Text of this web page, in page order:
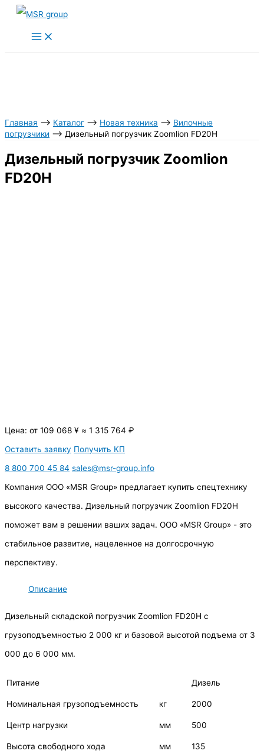
Перейти
содержимому
Главная ⟶ Каталог ⟶ Новая техника ⟶ Вилочные
погрузчики ⟶ Дизельный погрузчик Zoomlion FD20H
Дизельный погрузчик Zoomlion
FD20H
Цена: от 109 068 ¥ ≈ 1 315 764 ₽
Оставить заявку Получить КП
8 800 700 45 84 sales@msr-group.info
Компания ООО «MSR Group» предлагает купить спецтехнику
высокого качества. Дизельный погрузчик Zoomlion FD20H
поможет вам в решении ваших задач. ООО «MSR Group» - это
стабильное развитие, нацеленное на долгосрочную
перспективу.
Описание
Дизельный складской погрузчик Zoomlion FD20H с
грузоподъемностью 2 000 кг и базовой высотой подъема от 3
000 до 6 000 мм.
Питание Дизель
Номинальная грузоподъемность кг 2000
Центр нагрузки мм 500
Высота свободного хода мм 135